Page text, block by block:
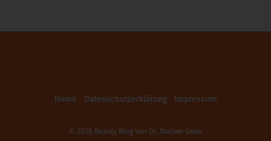
Home Datenschutzerklärung Impressum
© 2026 Beauty Blog von Dr. Mariam Omar